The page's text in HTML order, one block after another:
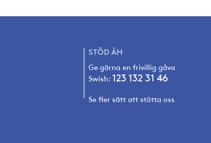
STÖDÅH
Ge gärna en frivillig gåva
Swish: 123 132 31 46
Se fler sätt att stötta oss